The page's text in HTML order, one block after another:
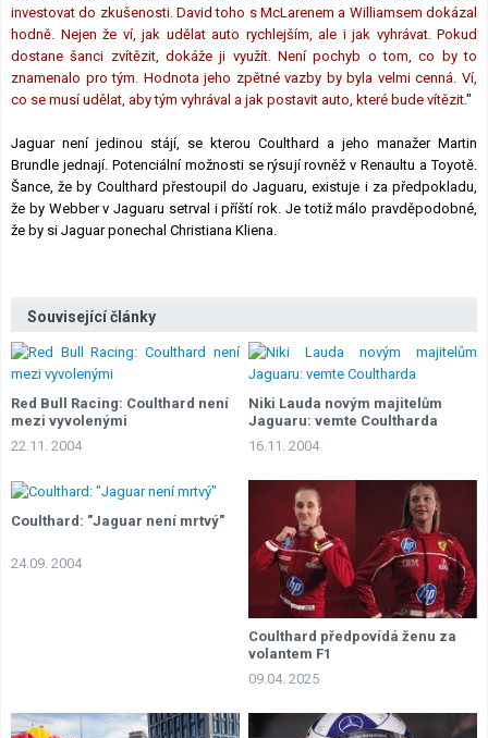
investovat do zkušenosti. David toho s McLarenem a Williamsem dokázal
hodně. Nejen že ví, jak udělat auto rychlejším, ale i jak vyhrávat. Pokud
dostane šanci zvítězit, dokáže ji využít. Není pochyb o tom, co by to
znamenalo pro tým. Hodnota jeho zpětné vazby by byla velmi cenná. Ví,
co se musí udělat, aby tým vyhrával a jak postavit auto, které bude vítězit."
Jaguar není jedinou stájí, se kterou Coulthard a jeho manažer Martin
Brundle jednají. Potenciální možnosti se rýsují rovněž v Renaultu a Toyotě.
Šance, že by Coulthard přestoupil do Jaguaru, existuje i za předpokladu,
že by Webber v Jaguaru setrval i příští rok. Je totiž málo pravděpodobné,
že by si Jaguar ponechal Christiana Kliena.
Související články
Red Bull Racing: Coulthard není
mezi vyvolenými
22.11. 2004
Niki Lauda novým majitelům
Jaguaru: vemte Coultharda
16.11. 2004
Coulthard: "Jaguar není mrtvý"
24.09. 2004
Coulthard předpovídá ženu za
volantem F1
09.04. 2025